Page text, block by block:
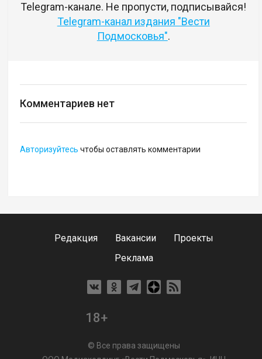
Telegram-канале. Не пропусти, подписывайся!
Telegram-канал издания "Вести
Подмосковья".
Комментариев нет
Авторизуйтесь чтобы оставлять комментарии
Редакция Вакансии
Проекты
Реклама
18+
© Все права защищены